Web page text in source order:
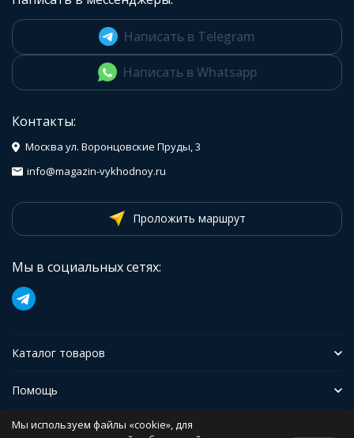
Написать в Telegram
Написать в Whatsapp
Контакты:
Москва ул. Воронцовские Пруды, 3
info@magazin-vykhodnoy.ru
Проложить маршрут
Мы в социальных сетях:
Каталог товаров
Помощь
Иформация
Мы используем файлы «cookie», для